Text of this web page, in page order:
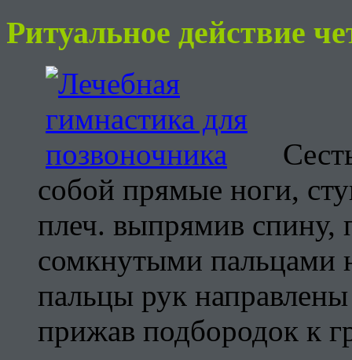
Ритуальное действие
собой прямые ноги,
плеч. выпрямив спину,
сомкнутыми пальцами
пальцы рук
прижав подбородок к